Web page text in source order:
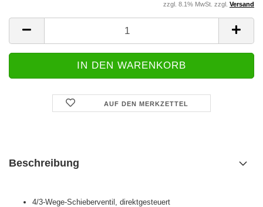
zzgl. 8.1% MwSt. zzgl. Versand
AUF DEN MERKZETTEL
Beschreibung
4/3-Wege-Schieberventil, direktgesteuert